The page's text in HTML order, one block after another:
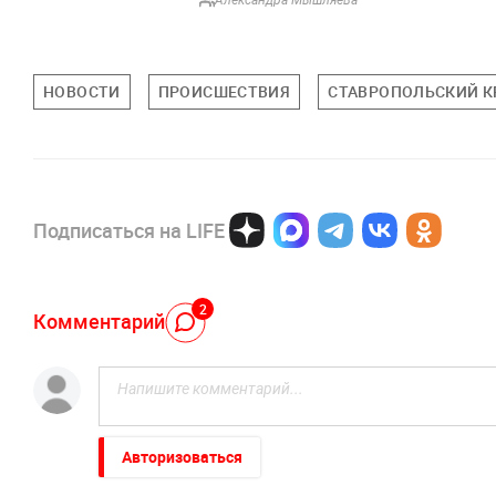
НОВОСТИ ПРОИСШЕСТВИЯ СТАВРОПОЛЬСКИЙ
Подписаться на LIFE
Комментарий 2
Авторизоваться